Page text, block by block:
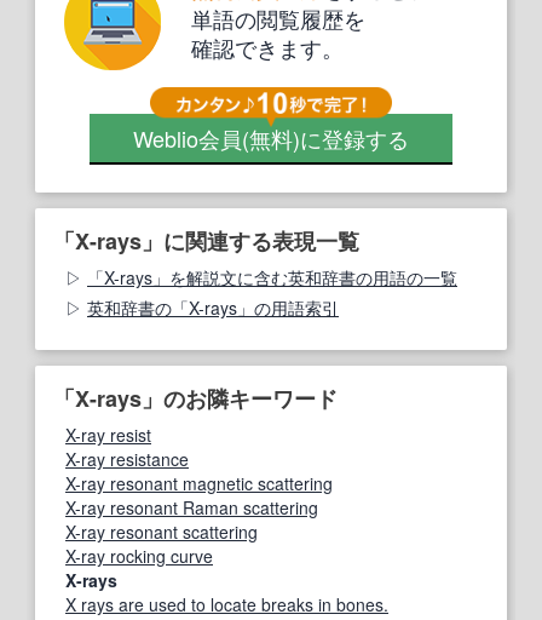
単語の閲覧履歴を
確認できます。
Weblio会員(無料)に登録する
「X-rays」に関連する表現一覧
「X-rays」を解説文に含む英和辞書の用語の一覧
英和辞書の「X-rays」の用語索引
「X-rays」のお隣キーワード
X-ray resist
X-ray resistance
X-ray resonant magnetic scattering
X-ray resonant Raman scattering
X-ray resonant scattering
X-ray rocking curve
X-rays
X rays are used to locate breaks in bones.